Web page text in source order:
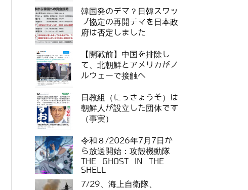
韓国発のデマ？日韓スワッ
プ協定の再開デマを日本政
府は否定しました
【開戦前】中国を排除し
て、北朝鮮とアメリカがノ
ルウェーで接触へ
日教組（にっきょうそ）は
朝鮮人が設立した団体です
（事実）
令和８/2026年7月7日か
ら放送開始：攻殻機動隊
THE GHOST IN THE
SHELL
7/29、海上自衛隊、